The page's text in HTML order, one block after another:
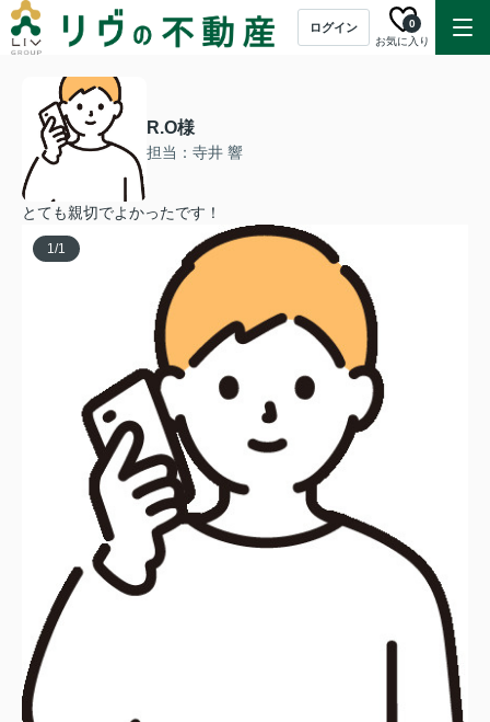
ログイン
お気に入り
0
R.O様
担当：寺井 響
とても親切でよかったです！
1/1